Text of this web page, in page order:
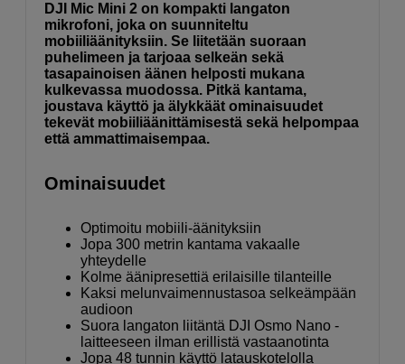
DJI Mic Mini 2 on kompakti langaton
mikrofoni, joka on suunniteltu
mobiiliäänityksiin. Se liitetään suoraan
puhelimeen ja tarjoaa selkeän sekä
tasapainoisen äänen helposti mukana
kulkevassa muodossa. Pitkä kantama,
joustava käyttö ja älykkäät ominaisuudet
tekevät mobiiliäänittämisestä sekä helpompaa
että ammattimaisempaa.
Ominaisuudet
Optimoitu mobiili-äänityksiin
Jopa 300 metrin kantama vakaalle
yhteydelle
Kolme äänipresettiä erilaisille tilanteille
Kaksi melunvaimennustasoa selkeämpään
audioon
Suora langaton liitäntä DJI Osmo Nano -
laitteeseen ilman erillistä vastaanotinta
Jopa 48 tunnin käyttö latauskotelolla